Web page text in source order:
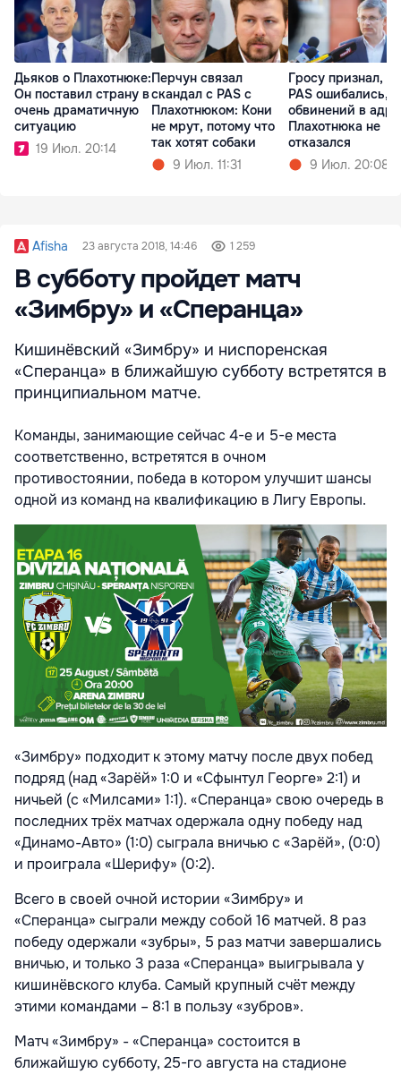
Дьяков о Плахотнюке:
Он поставил страну в
очень драматичную
ситуацию
19 Июл. 20:14
Перчун связал
скандал с PAS с
Плахотнюком: Кони
не мрут, потому что
так хотят собаки
9 Июл. 11:31
Гросу признал,
PAS ошибались,
обвинений в
Плахотнюка не
отказался
9 Июл. 20:08
Afisha 23 августа 2018, 14:46 1 259
В субботу пройдет матч
«Зимбру» и «Сперанца»
Кишинёвский «Зимбру» и ниспоренская
«Сперанца» в ближайшую субботу встретятся в
принципиальном матче.
Команды, занимающие сейчас 4-е и 5-е места
соответственно, встретятся в очном
противостоянии, победа в котором улучшит шансы
одной из команд на квалификацию в Лигу Европы.
«Зимбру» подходит к этому матчу после двух побед
подряд (над «Зарёй» 1:0 и «Сфынтул Георге» 2:1) и
ничьей (с «Милсами» 1:1). «Сперанца» свою очередь в
последних трёх матчах одержала одну победу над
«Динамо-Авто» (1:0) сыграла вничью с «Зарёй», (0:0)
и проиграла «Шерифу» (0:2).
Всего в своей очной истории «Зимбру» и
«Сперанца» сыграли между собой 16 матчей. 8 раз
победу одержали «зубры», 5 раз матчи завершались
вничью, и только 3 раза «Сперанца» выигрывала у
кишинёвского клуба. Самый крупный счёт между
этими командами – 8:1 в пользу «зубров».
Матч «Зимбру» - «Сперанца» состоится в
ближайшую субботу, 25-го августа на стадионе